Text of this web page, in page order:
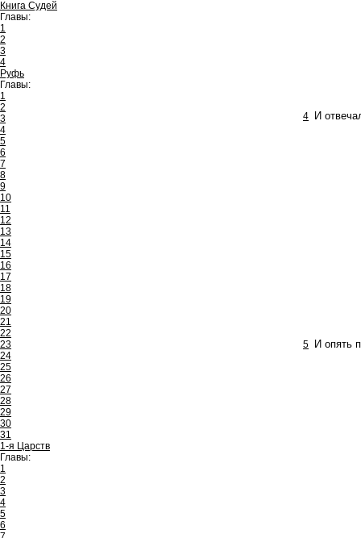
Книга Судей
Главы:
1
2
3
4
Руфь
Главы:
1
2
3
4
5
6
7
8
9
10
11
12
13
14
15
16
17
18
19
20
21
22
23
24
25
26
27
28
29
30
31
1-я Царств
Главы:
1
2
3
4
5
6
4 И
5 И опять